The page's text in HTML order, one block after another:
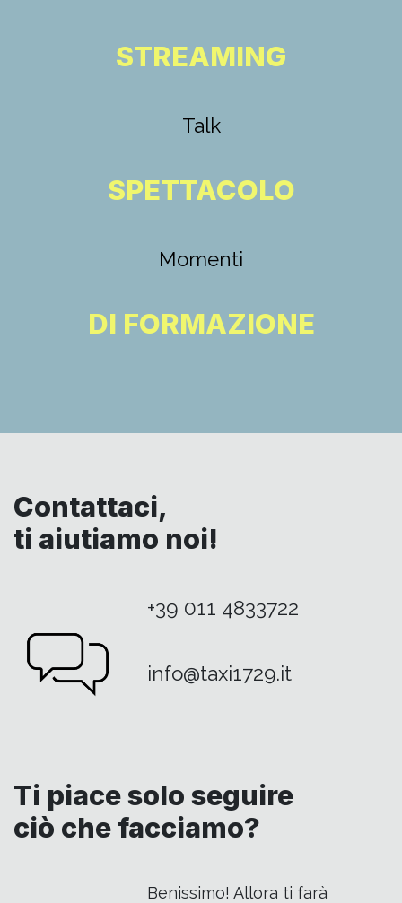
STREAMING
Talk
SPETTACOLO
Momenti
DI FORMAZIONE
Contattaci,
ti aiutiamo noi!
+39 011 4833722
info@taxi1729.it
Ti piace solo seguire
ciò che facciamo?
Benissimo! Allora ti farà